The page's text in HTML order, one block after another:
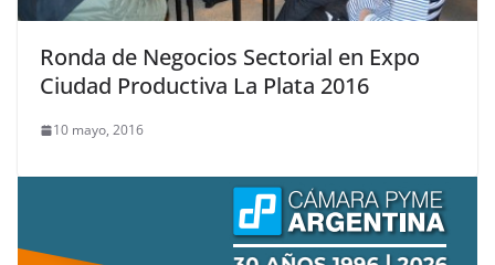
Ronda de Negocios Sectorial en Expo
Ciudad Productiva La Plata 2016
10 mayo, 2016